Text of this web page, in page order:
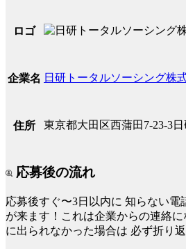
ロゴ
企業名 日研トータルソーシング株
住所 東京都大田区西蒲田7-23-3
応募後の流れ
応募後すぐ〜3日以内に 知らない電
が来ます！これは企業からの連絡
に出られなかった場合は 必ず折り